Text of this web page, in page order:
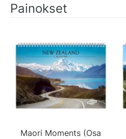
Painokset
Maori Moments (Osa